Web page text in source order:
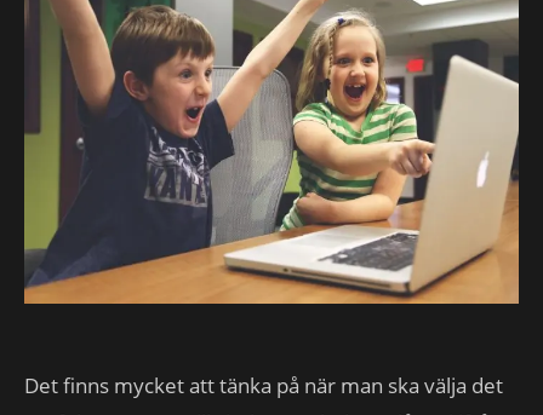
Det finns mycket att tänka på när man ska välja det